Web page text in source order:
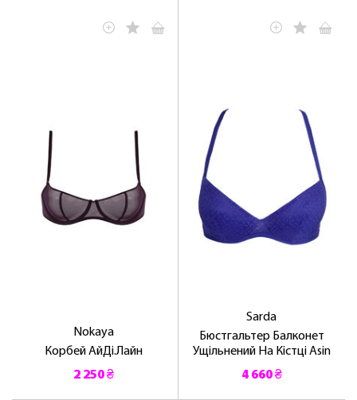
Nokaya
Корбей АйДі.Лайн
2 250 ₴
Sarda
Бюстгальтер Балконет
Ущільнений На Кістці Asin
4 660 ₴